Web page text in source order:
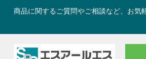
商品に関するご質問やご相談など、お気